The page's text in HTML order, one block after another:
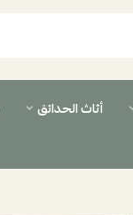
أثاث الحدائق